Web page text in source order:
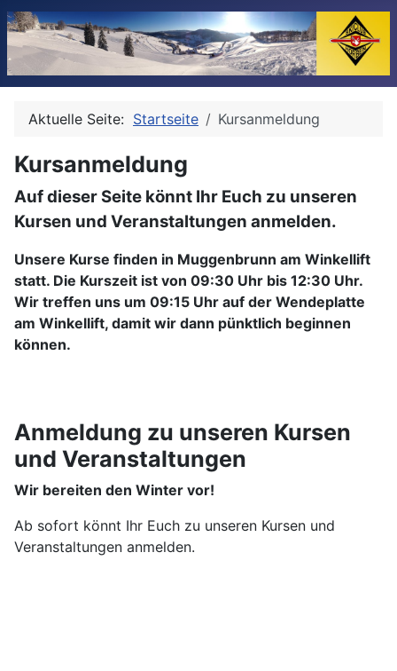
Aktuelle Seite: Startseite Kursanmeldung
Kursanmeldung
Auf dieser Seite könnt Ihr Euch zu unseren
Kursen und Veranstaltungen anmelden.
Unsere Kurse finden in Muggenbrunn am Winkellift
statt. Die Kurszeit ist von 09:30 Uhr bis 12:30 Uhr.
Wir treffen uns um 09:15 Uhr auf der Wendeplatte
am Winkellift, damit wir dann pünktlich beginnen
können.
Anmeldung zu unseren Kursen
und Veranstaltungen
Wir bereiten den Winter vor!
Ab sofort könnt Ihr Euch zu unseren Kursen und
Veranstaltungen anmelden.